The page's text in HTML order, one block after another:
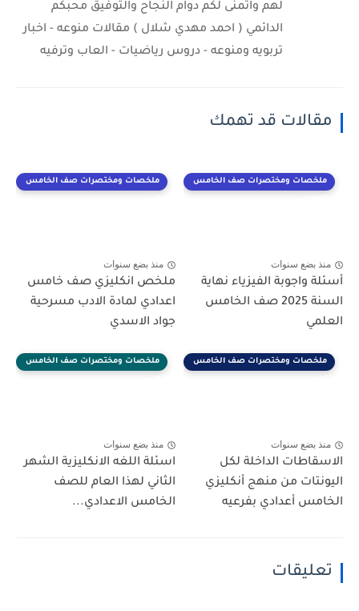
لهم واتمنى لكم دوام النجاح والتوفيق محبكم
الدائمي ( احمد مهدي شلال ) مقالات منوعه - اخبار
تربويه ومنوعه - دروس رياضيات - العاب وترفيه
مقالات قد تهمك
ملخصات ومختصرات صف الخامس
منذ بضع سنوات
أسئلة واجوبة الفيزياء نهاية
السنة 2025 صف الخامس
العلمي
ملخصات ومختصرات صف الخامس
منذ بضع سنوات
ملخص انكليزي صف خامس
اعدادي لمادة الادب مسرحية
جواد الاسدي
ملخصات ومختصرات صف الخامس
منذ بضع سنوات
الاسقاطات الداخلة لكل
اليونتات من منهج أنكليزي
الخامس أعدادي بفرعيه
ملخصات ومختصرات صف الخامس
منذ بضع سنوات
اسئلة اللغه الانكليزية الشهر
الثاني لهذا العام للصف
الخامس الاعدادي...
تعليقات